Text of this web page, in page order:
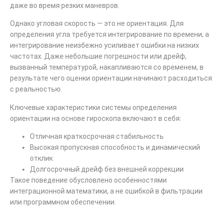
даже во время резких маневров.
Однако угловая скорость — это не ориентация. Для
определения угла требуется интегрирование по времени, а
интегрирование неизбежно усиливает ошибки на низких
частотах. Даже небольшие погрешности или дрейф,
вызванный температурой, накапливаются со временем, в
результате чего оценки ориентации начинают расходиться
с реальностью.
Ключевые характеристики системы определения
ориентации на основе гироскопа включают в себя:
Отличная краткосрочная стабильность
Высокая пропускная способность и динамический
отклик
Долгосрочный дрейф без внешней коррекции
Такое поведение обусловлено особенностями
интеграционной математики, а не ошибкой в ​​фильтрации
или программном обеспечении.